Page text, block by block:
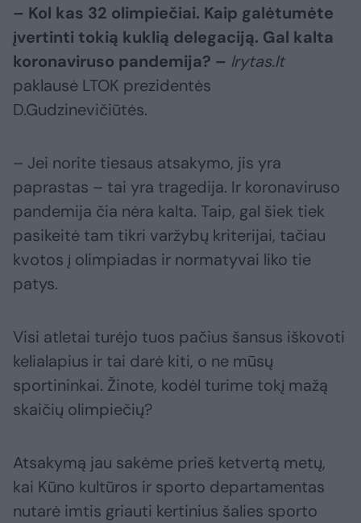
– Kol kas 32 olimpiečiai. Kaip galėtumėte
įvertinti tokią kuklią delegaciją. Gal kalta
koronaviruso pandemija? – lrytas.lt
paklausė LTOK prezidentės
D.Gudzinevičiūtės.
– Jei norite tiesaus atsakymo, jis yra
paprastas – tai yra tragedija. Ir koronaviruso
pandemija čia nėra kalta. Taip, gal šiek tiek
pasikeitė tam tikri varžybų kriterijai, tačiau
kvotos į olimpiadas ir normatyvai liko tie
patys.
Visi atletai turėjo tuos pačius šansus iškovoti
kelialapius ir tai darė kiti, o ne mūsų
sportininkai. Žinote, kodėl turime tokį mažą
skaičių olimpiečių?
Atsakymą jau sakėme prieš ketvertą metų,
kai Kūno kultūros ir sporto departamentas
nutarė imtis griauti kertinius šalies sporto